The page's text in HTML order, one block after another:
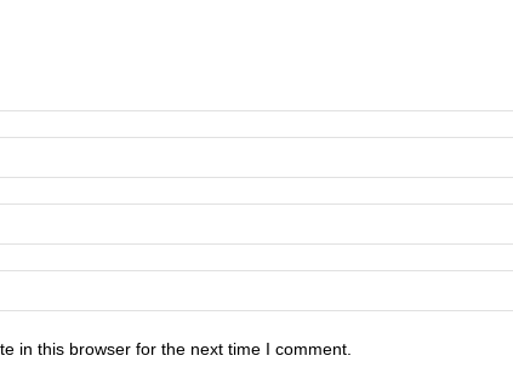
in this browser for the next time I comment.